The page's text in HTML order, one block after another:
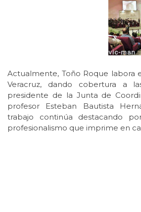
Actualmente, Toño Roque labora
Veracruz, dando cobertura a
presidente de la Junta de
profesor Esteban Bautista
trabajo continúa destacando
profesionalismo que imprime en